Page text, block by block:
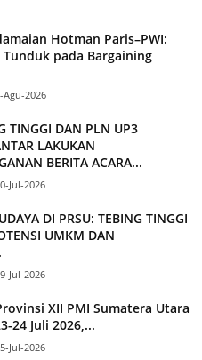
Hotman Paris–PWI:
pada Bargaining
Agu-2026
TINGGI DAN PLN UP3
LAKUKAN
BERITA ACARA...
Jul-2026
DI PRSU: TEBING TINGGI
UMKM DAN
Jul-2026
XII PMI Sumatera Utara
24 Juli 2026,...
Jul-2026